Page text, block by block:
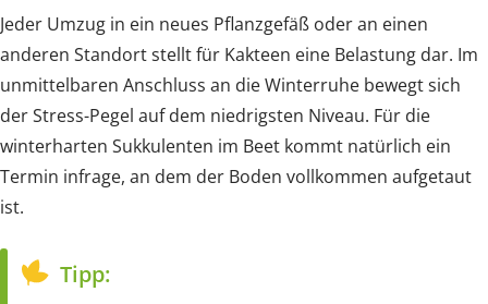
Jeder Umzug in ein neues Pflanzgefäß oder an einen
anderen Standort stellt für Kakteen eine Belastung dar. Im
unmittelbaren Anschluss an die Winterruhe bewegt sich
der Stress-Pegel auf dem niedrigsten Niveau. Für die
winterharten Sukkulenten im Beet kommt natürlich ein
Termin infrage, an dem der Boden vollkommen aufgetaut
ist.
Tipp: